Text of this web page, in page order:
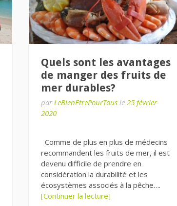
Quels sont les avantages
de manger des fruits de
mer durables?
par LeBienEtrePourTousle 25 février
2020
Comme de plus en plus de médecins
recommandent les fruits de mer, il est
devenu difficile de prendre en
considération la durabilité et les
écosystèmes associés à la pêche….
[Continuer la lecture]